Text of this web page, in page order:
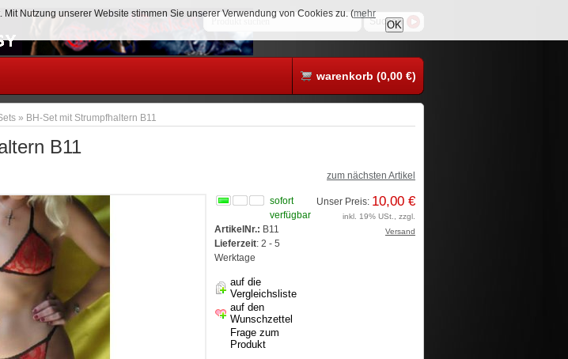
warenkorb (0,00 €)
» BH-Set mit Strumpfhaltern B11
B11
zum nächsten Artikel
sofort
verfügbar
ArtikelNr.: B11
Lieferzeit: 2 - 5
Werktage
auf die
Vergleichsliste
auf den
Wunschzettel
Frage zum
Produkt
Unser Preis: 10,00 €
inkl. 19% USt., zzgl.
Versand
Nutzung unserer Website stimmen Sie unserer Verwendung von Cookies zu. (mehr
OK